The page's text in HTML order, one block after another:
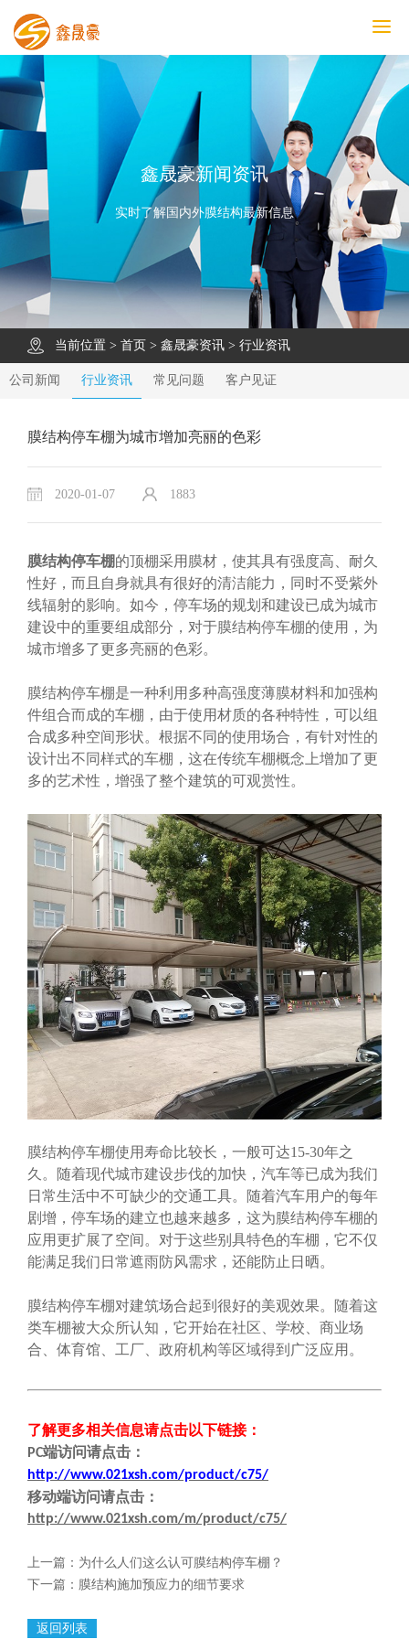
鑫晟豪首页
产品中心
工程案例
膜结构车棚
污水池反吊膜加盖
鑫晟豪资讯
关于鑫晟豪
联系鑫晟豪
鑫晟豪新闻资讯
实时了解国内外膜结构最新信息
当前位置 > 首页 > 鑫晟豪资讯 > 行业资讯
公司新闻 行业资讯 常见问题 客户见证
膜结构停车棚为城市增加亮丽的色彩
2020-01-07 1883
膜结构停车棚的顶棚采用膜材，使其具有强度高、耐久
性好，而且自身就具有很好的清洁能力，同时不受紫外
线辐射的影响。如今，停车场的规划和建设已成为城市
建设中的重要组成部分，对于膜结构停车棚的使用，为
城市增多了更多亮丽的色彩。
膜结构停车棚是一种利用多种高强度薄膜材料和加强构
件组合而成的车棚，由于使用材质的各种特性，可以组
合成多种空间形状。根据不同的使用场合，有针对性的
设计出不同样式的车棚，这在传统车棚概念上增加了更
多的艺术性，增强了整个建筑的可观赏性。
膜结构停车棚使用寿命比较长，一般可达15-30年之
久。随着现代城市建设步伐的加快，汽车等已成为我们
日常生活中不可缺少的交通工具。随着汽车用户的每年
剧增，停车场的建立也越来越多，这为膜结构停车棚的
应用更扩展了空间。对于这些别具特色的车棚，它不仅
能满足我们日常遮雨防风需求，还能防止日晒。
膜结构停车棚对建筑场合起到很好的美观效果。随着这
类车棚被大众所认知，它开始在社区、学校、商业场
合、体育馆、工厂、政府机构等区域得到广泛应用。
了解更多相关信息请点击以下链接：
PC端访问请点击 ：
http://www.021xsh.com/product/c75/
移动端访问请点击 ：
http://www.021xsh.com/m/product/c75/
上一篇： 为什么人们这么认可膜结构停车棚？
下一篇： 膜结构施加预应力的细节要求
返回列表